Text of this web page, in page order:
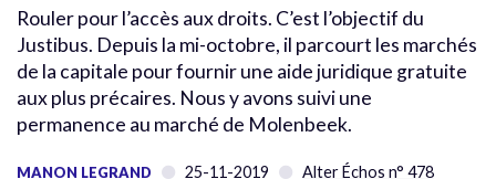
Rouler pour l’accès aux droits. C’est l’objectif du
Justibus. Depuis la mi-octobre, il parcourt les marchés
de la capitale pour fournir une aide juridique gratuite
aux plus précaires. Nous y avons suivi une
permanence au marché de Molenbeek.
MANON LEGRAND 25-11-2019 Alter Échos n° 478